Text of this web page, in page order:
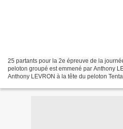
25 partants pour la 2e épreuve de la journée en
peloton groupé est emmené par Anthony LEVRON 2e passage encore
Anthony LEVRON à la tête du peloton Tentative à 2 avec Yannis SEGUIN Ils